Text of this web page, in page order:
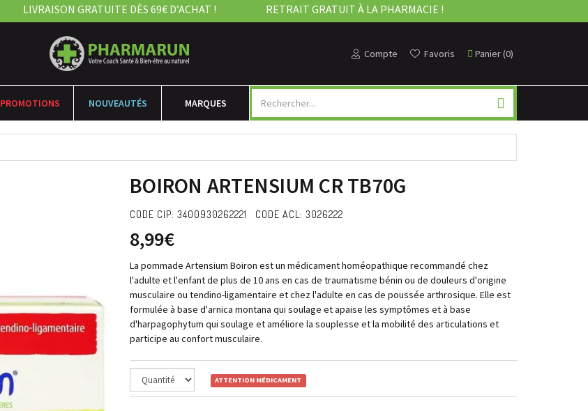
LIVRAISON GRATUITE DÈS 69€ D’ACHAT ! RETRAIT GRATUIT À LA PHARMACIE !
Compte Favoris Panier(0)
PROMOTIONS NOUVEAUTÉS MARQUES
BOIRON ARTENSIUM CR TB70G
CODE CIP: 3400930262221 CODE ACL: 3026222
8,99€
La pommade Artensium Boiron est un médicament homéopathique recommandé chez
l'adulte et l'enfant de plus de 10 ans en cas de traumatisme bénin ou de douleurs d'origine
musculaire ou tendino-ligamentaire et chez l'adulte en cas de poussée arthrosique. Elle est
formulée à base d'arnica montana qui soulage et apaise les symptômes et à base
d'harpagophytum qui soulage et améliore la souplesse et la mobilité des articulations et
participe au confort musculaire.
ATTENTION MÉDICAMENT